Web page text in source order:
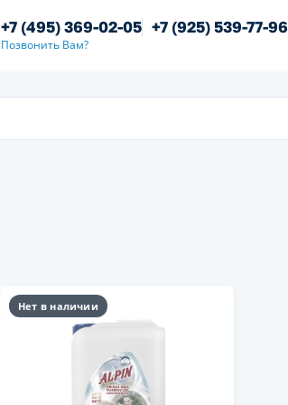
+7 (495) 369-02-05 +7 (925) 539-77-96
Позвонить Вам?
Нет в наличии